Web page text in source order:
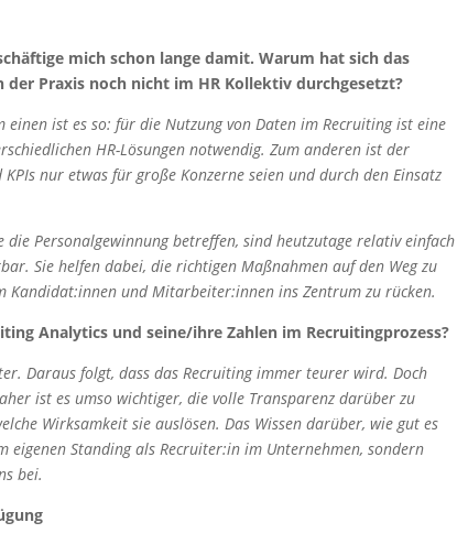
mich schon lange damit. Warum hat sich das
Praxis noch nicht im HR Kollektiv durchgesetzt?
ist es so: für die Nutzung von Daten im Recruiting ist eine
HR-Lösungen notwendig. Zum anderen ist der
nur etwas für große Konzerne seien und durch den Einsatz
Personalgewinnung betreffen, sind heutzutage relativ einfach
Sie helfen dabei, die richtigen Maßnahmen auf den Weg zu
Kandidat:innen und Mitarbeiter:innen ins Zentrum zu rücken.
Analytics und seine/ihre Zahlen im Recruitingprozess?
Daraus folgt, dass das Recruiting immer teurer wird. Doch
ist es umso wichtiger, die volle Transparenz darüber zu
Wirksamkeit sie auslösen. Das Wissen darüber, wie gut es
Standing als Recruiter:in im Unternehmen, sondern
bei.